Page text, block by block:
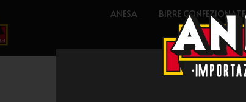
ANESA BIRRE CONFEZIONATE